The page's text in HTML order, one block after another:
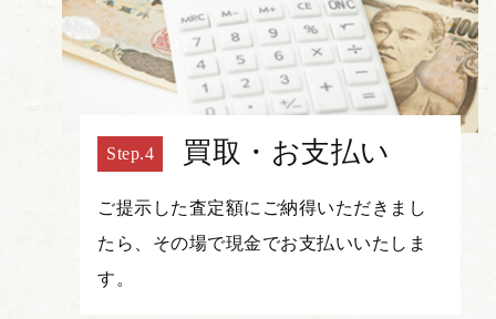
買取・お支払い
ご提示した査定額にご納得いただきまし
たら、その場で現金でお支払いいたしま
す。